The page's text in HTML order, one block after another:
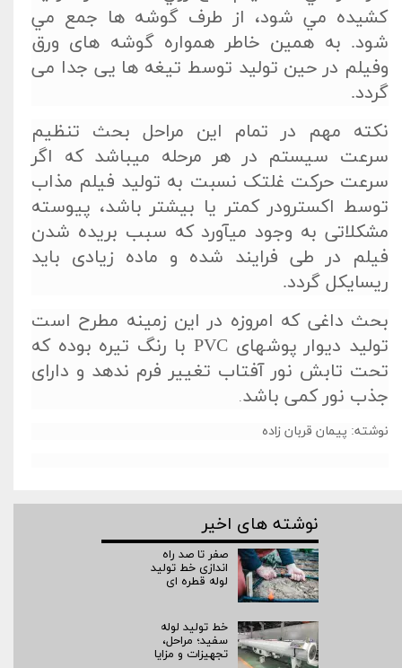
كشيده مي شود، از طرف گوشه ­ها جمع مي
شود. به همین خاطر همواره گوشه های ورق
وفیلم در حین تولید توسط تیغه ها یی جدا می
گردد.
نکته مهم در تمام این مراحل بحث تنظیم
سرعت سیستم در هر مرحله می­باشد که اگر
سرعت حرکت غلتک نسبت به تولید فیلم مذاب
توسط اکسترودر کمتر یا بیشتر باشد، پیوسته
مشکلاتی به وجود می­آورد که سبب بریده شدن
فیلم در طی فرایند شده و ماده زیادی باید
ریسایکل گردد.
بحث داغی که امروزه در این زمینه مطرح است
تولید دیوار پوش­های PVC با رنگ تیره بوده که
تحت تابش نور آفتاب تغییر فرم ندهد و دارای
جذب نور کمی باشد.
نوشته: پیمان قربان زاده
نوشته های اخیر
صفر تا صد راه‌
اندازی خط تولید
لوله قطره ای
خط تولید لوله
سفید؛ مراحل،
تجهیزات و مزایا